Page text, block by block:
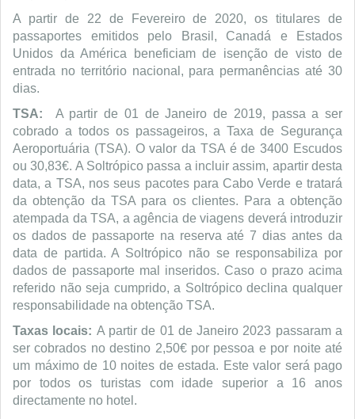
A partir de 22 de Fevereiro de 2020, os titulares de
passaportes emitidos pelo Brasil, Canadá e Estados
Unidos da América beneficiam de isenção de visto de
entrada no território nacional, para permanências até 30
dias.
TSA: A partir de 01 de Janeiro de 2019, passa a ser
cobrado a todos os passageiros, a Taxa de Segurança
Aeroportuária (TSA). O valor da TSA é de 3400 Escudos
ou 30,83€. A Soltrópico passa a incluir assim, apartir desta
data, a TSA, nos seus pacotes para Cabo Verde e tratará
da obtenção da TSA para os clientes. Para a obtenção
atempada da TSA, a agência de viagens deverá introduzir
os dados de passaporte na reserva até 7 dias antes da
data de partida. A Soltrópico não se responsabiliza por
dados de passaporte mal inseridos. Caso o prazo acima
referido não seja cumprido, a Soltrópico declina qualquer
responsabilidade na obtenção TSA.
Taxas locais: A partir de 01 de Janeiro 2023 passaram a
ser cobrados no destino 2,50€ por pessoa e por noite até
um máximo de 10 noites de estada. Este valor será pago
por todos os turistas com idade superior a 16 anos
directamente no hotel.